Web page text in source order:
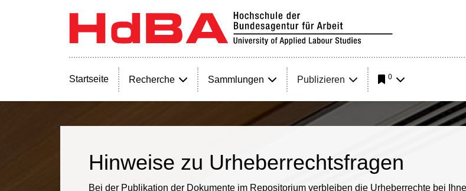
Startseite Recherche Sammlungen Publizieren 0
Hinweise zu Urheberrechtsfragen
Bei der Publikation der Dokumente im Repositorium verbleiben die Urheberrechte bei